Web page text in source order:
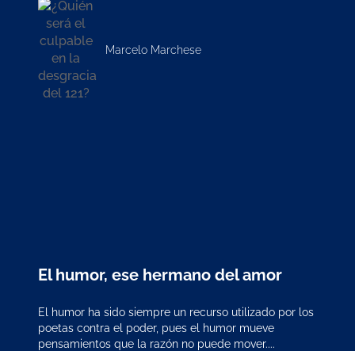
Marcelo Marchese
El humor, ese hermano del amor
El humor ha sido siempre un recurso utilizado por los
poetas contra el poder, pues el humor mueve
pensamientos que la razón no puede mover....